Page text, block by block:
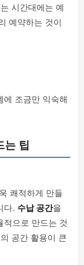
시간대에는 예
예약하는 것이
에 조금만 익숙해
는 팁
쾌적하게 만들
다. 수납 공간을
적으로 만드는 것
공간 활용이 큰